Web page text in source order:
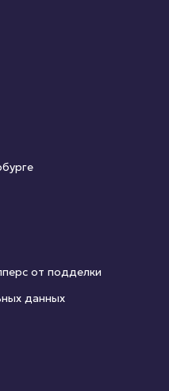
от подделки
данных